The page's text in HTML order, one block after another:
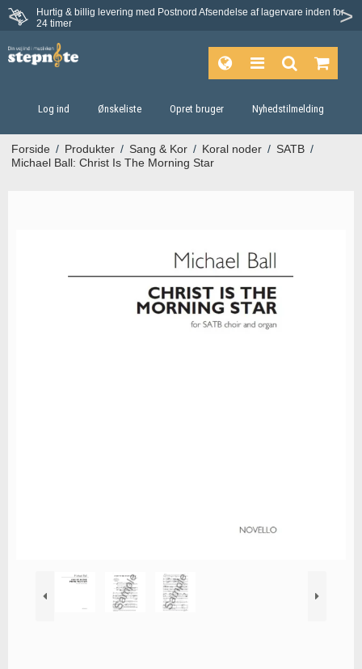
Hurtig & billig levering med Postnord Afsendelse af lagervare inden for
24 timer
Fortrydelsesret på 30 dage
Log ind Ønskeliste Opret bruger Nyhedstilmelding
Forside / Produkter / Sang & Kor / Koral noder / SATB /
Michael Ball: Christ Is The Morning Star